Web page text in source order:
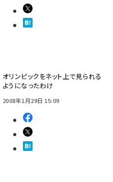
オリンピックをネット上で見られる
ようになったわけ
2008年1月29日 15:09